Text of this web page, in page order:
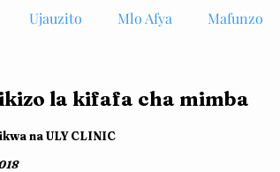
Ujauzito Mlo Afya Mafunzo
la kifafa cha mimba
na ULY CLINIC